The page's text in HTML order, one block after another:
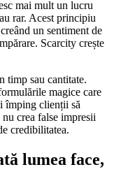
mai mult un lucru
rar. Acest principiu
un sentiment de
Scarcity crește
timp sau cantitate.
magice care
împing clienții să
crea false impresii
credibilitatea.
lumea face,